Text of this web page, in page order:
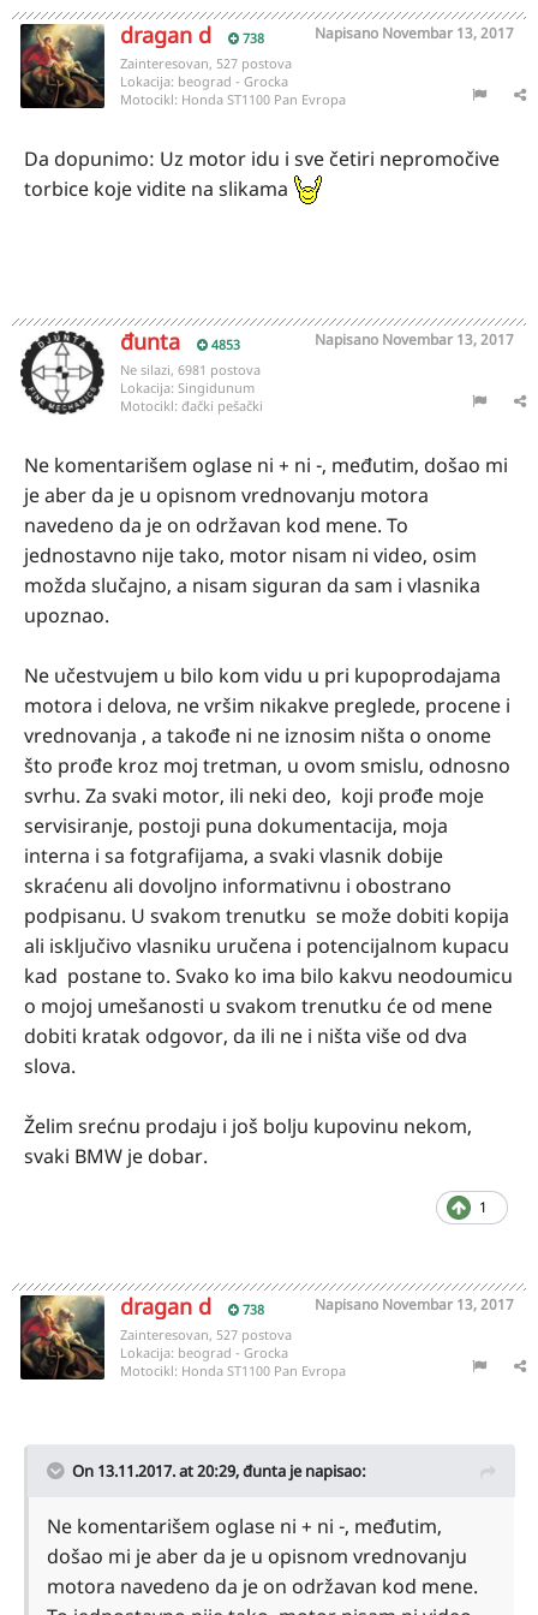
dragan d 738 Napisano Novembar 13, 2017
Zainteresovan, 527 postova
Lokacija: beograd - Grocka
Motocikl: Honda ST1100 Pan Evropa
Da dopunimo: Uz motor idu i sve četiri nepromočive
torbice koje vidite na slikama
đunta 4853 Napisano Novembar 13, 2017
Ne silazi, 6981 postova
Lokacija: Singidunum
Motocikl: đački pešački
Ne komentarišem oglase ni + ni -, međutim, došao mi
je aber da je u opisnom vrednovanju motora
navedeno da je on održavan kod mene. To
jednostavno nije tako, motor nisam ni video, osim
možda slučajno, a nisam siguran da sam i vlasnika
upoznao.
Ne učestvujem u bilo kom vidu u pri kupoprodajama
motora i delova, ne vršim nikakve preglede, procene i
vrednovanja , a takođe ni ne iznosim ništa o onome
što prođe kroz moj tretman, u ovom smislu, odnosno
svrhu. Za svaki motor, ili neki deo, koji prođe moje
servisiranje, postoji puna dokumentacija, moja
interna i sa fotgrafijama, a svaki vlasnik dobije
skraćenu ali dovoljno informativnu i obostrano
podpisanu. U svakom trenutku se može dobiti kopija
ali isključivo vlasniku uručena i potencijalnom kupacu
kad postane to. Svako ko ima bilo kakvu neodoumicu
o mojoj umešanosti u svakom trenutku će od mene
dobiti kratak odgovor, da ili ne i ništa više od dva
slova.
Želim srećnu prodaju i još bolju kupovinu nekom,
svaki BMW je dobar.
1
dragan d 738 Napisano Novembar 13, 2017
Zainteresovan, 527 postova
Lokacija: beograd - Grocka
Motocikl: Honda ST1100 Pan Evropa
On 13.11.2017. at 20:29,đunta je napisao:
Ne komentarišem oglase ni + ni -, međutim,
došao mi je aber da je u opisnom vrednovanju
motora navedeno da je on održavan kod mene.